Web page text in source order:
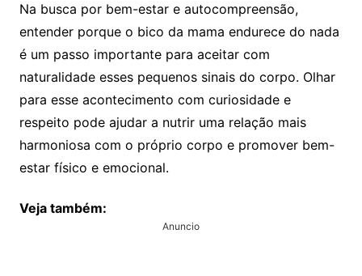
Na busca por bem-estar e autocompreensão,
entender porque o bico da mama endurece do nada
é um passo importante para aceitar com
naturalidade esses pequenos sinais do corpo. Olhar
para esse acontecimento com curiosidade e
respeito pode ajudar a nutrir uma relação mais
harmoniosa com o próprio corpo e promover bem-
estar físico e emocional.
Veja também:
Anuncio